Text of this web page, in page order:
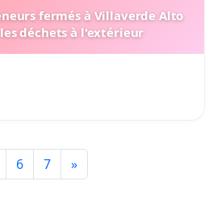
fermés à Villaverde Alto
déchets à l'extérieur
6 7 »